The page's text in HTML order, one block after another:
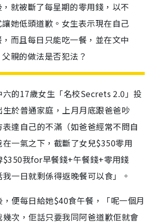
就被斷了每星期的零用錢，以不
她低頭道歉。女生表示現在自己
而且每日只能吃一餐，並在文中
親的做法是否犯法？
六的17歲女生「名校Secrets 2.0」投
於普通家庭，上月月底跟爸爸吵
達自己的不滿（如爸爸經常不問自
一氣之下，截斷了女兒$350零用
$350我for早餐錢+午餐錢+零用錢
一日就剩係得返晚餐可以食」。
便每日給她$40食午餐，「呢一個月
次，佢話只要我同阿爸道歉佢就會